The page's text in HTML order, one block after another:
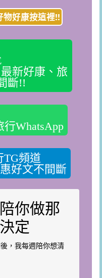
物好康按這裡!!
新好康、旅
斷!!
行WhatsApp
TG頻道
好文不間斷
你做那
定
，我每週陪你想清